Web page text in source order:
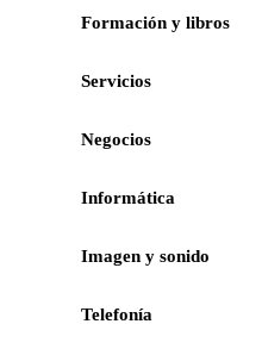
Formación y libros
Servicios
Negocios
Informática
Imagen y sonido
Telefonía